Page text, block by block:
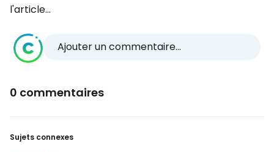
l'article...
Ajouter un commentaire...
0 commentaires
Sujets connexes